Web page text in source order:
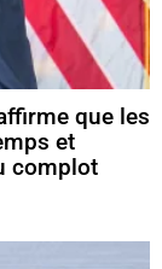
que les
et
complot